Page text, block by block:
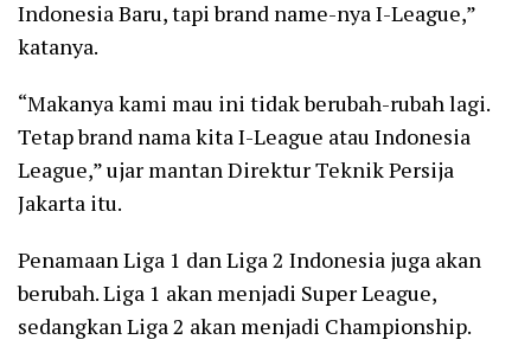
Indonesia Baru, tapi brand name-nya I-League,”
katanya.
“Makanya kami mau ini tidak berubah-rubah lagi.
Tetap brand nama kita I-League atau Indonesia
League,” ujar mantan Direktur Teknik Persija
Jakarta itu.
Penamaan Liga 1 dan Liga 2 Indonesia juga akan
berubah. Liga 1 akan menjadi Super League,
sedangkan Liga 2 akan menjadi Championship.